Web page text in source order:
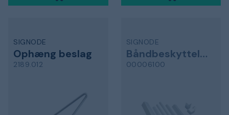
SIGNODE
Ophæng beslag
2189.012
SIGNODE
Båndbeskyttelse
00006100